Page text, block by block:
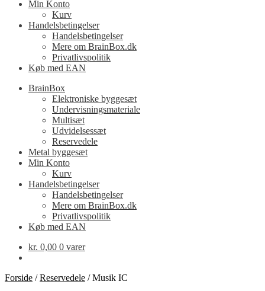
Min Konto
Kurv
Handelsbetingelser
Handelsbetingelser
Mere om BrainBox.dk
Privatlivspolitik
Køb med EAN
BrainBox
Elektroniske byggesæt
Undervisningsmateriale
Multisæt
Udvidelsessæt
Reservedele
Metal byggesæt
Min Konto
Kurv
Handelsbetingelser
Handelsbetingelser
Mere om BrainBox.dk
Privatlivspolitik
Køb med EAN
kr. 0,00 0 varer
Forside /Reservedele /Musik IC